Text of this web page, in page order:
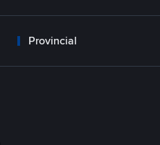
Provincial